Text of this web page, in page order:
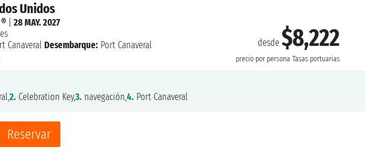
Unidos
desde$8,222
precio por persona Tasas portuarias
Reservar
® |28 MAY. 2027
Canaveral Desembarque: Port Canaveral
2. Celebration Key,3. navegación,4. Port Canaveral